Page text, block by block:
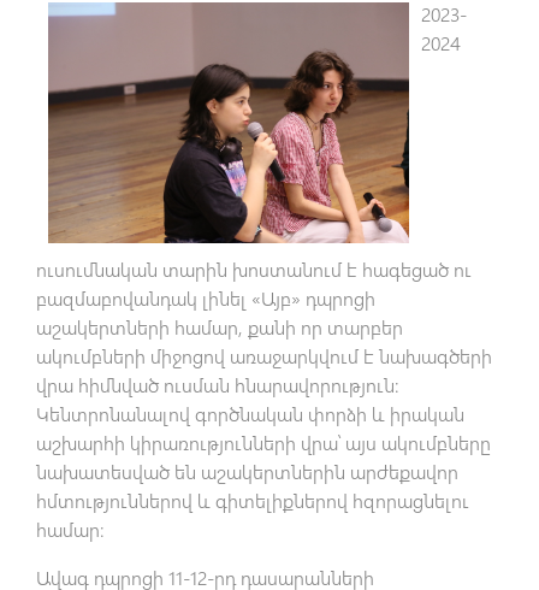
2023-
2024
ուսումնական տարին խոստանում է հագեցած ու
բազմաբովանդակ լինել «Այբ» դպրոցի
աշակերտների համար, քանի որ տարբեր
ակումբների միջոցով առաջարկվում է նախագծերի
վրա հիմնված ուսման հնարավորություն:
Կենտրոնանալով գործնական փորձի և իրական
աշխարհի կիրառությունների վրա՝ այս ակումբները
նախատեսված են աշակերտներին արժեքավոր
հմտություններով և գիտելիքներով հզորացնելու
համար:
Ավագ դպրոցի 11-12-րդ դասարանների